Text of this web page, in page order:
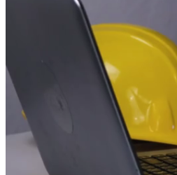
Images Éditoriales
Événements Éditoriaux